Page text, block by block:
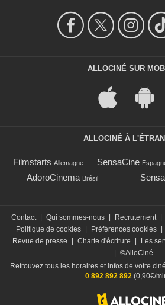
ALLOCINÉ SUR
ALLOCINÉ À
Filmstarts Allemagne SensaCine
AdoroCinema Brésil
Contact Qui sommes-nous Recrutement
Politique de cookies
Préférences cookies
Revue de presse
Charte d'écriture Les
©AlloCiné
Retrouvez tous les horaires et infos de votre
0 892 892 892(0,90€/